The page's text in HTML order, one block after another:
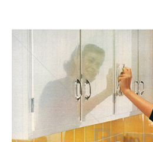
Marken
Epoche